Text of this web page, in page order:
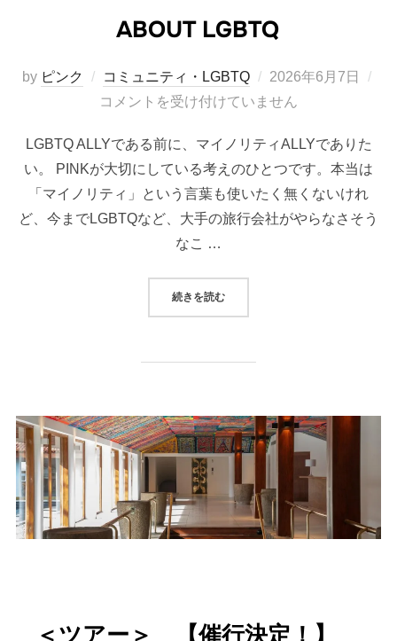
ABOUT LGBTQ
by ピンク コミュニティ・LGBTQ
投
稿
2026年6月7日
コメントを受け付けていません
LGBTQ ALLYである前に、マイノリティALLYでありた
い。 PINKが大切にしている考えのひとつです。本当は
「マイノリティ」という言葉も使いたく無くないけれ
ど、今までLGBTQなど、大手の旅行会社がやらなさそう
なこ …
続きを読む“ABOUT LGBTQ”